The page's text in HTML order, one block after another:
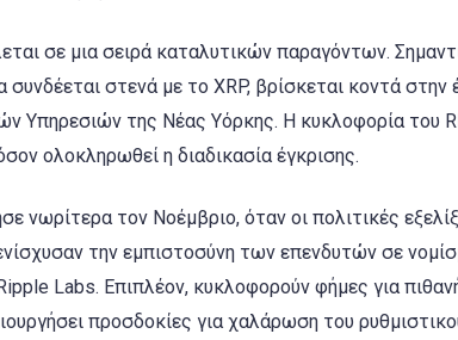
σε μια σειρά καταλυτικών παραγόντων.
συνδέεται στενά με το XRP, βρίσκεται κοντά
Υπηρεσιών της Νέας Υόρκης. Η κυκλοφορία του
ολοκληρωθεί η διαδικασία έγκρισης.
νωρίτερα τον Νοέμβριο, όταν οι πολιτικές
την εμπιστοσύνη των επενδυτών σε
Labs. Επιπλέον, κυκλοφορούν φήμες για
προσδοκίες για χαλάρωση του